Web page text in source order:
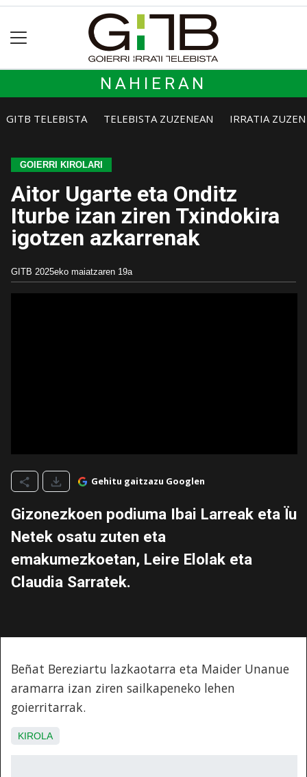
NAHIERAN
GITB TELEBISTA TELEBISTA ZUZENEAN IRRATIA
GOIERRI KIROLARI
Aitor Ugarte eta Onditz
Iturbe izan ziren Txindokira
igotzen azkarrenak
GITB 2025eko maiatzaren 19a
Gehitu gaitzazu Googlen
Gizonezkoen podiuma Ibai Larreak eta Ïu
Netek osatu zuten eta
emakumezkoetan, Leire Elolak eta
Claudia Sarratek.
Beñat Bereziartu lazkaotarra eta Maider Unanue
aramarra izan ziren sailkapeneko lehen
goierritarrak.
KIROLA